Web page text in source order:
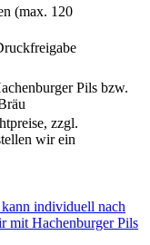
(max. 120
Pils bzw.
zzgl.
wir ein
individuell nach
mit Hachenburger Pils